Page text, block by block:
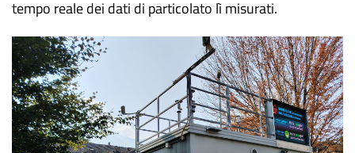
tempo reale dei dati di particolato lì misurati.